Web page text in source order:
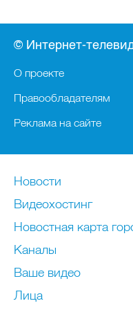
© Интернет-
О проекте
Правообладателям
Реклама на сайте
Новости
Видеохостинг
Новостная карта
Каналы
Ваше видео
Лица